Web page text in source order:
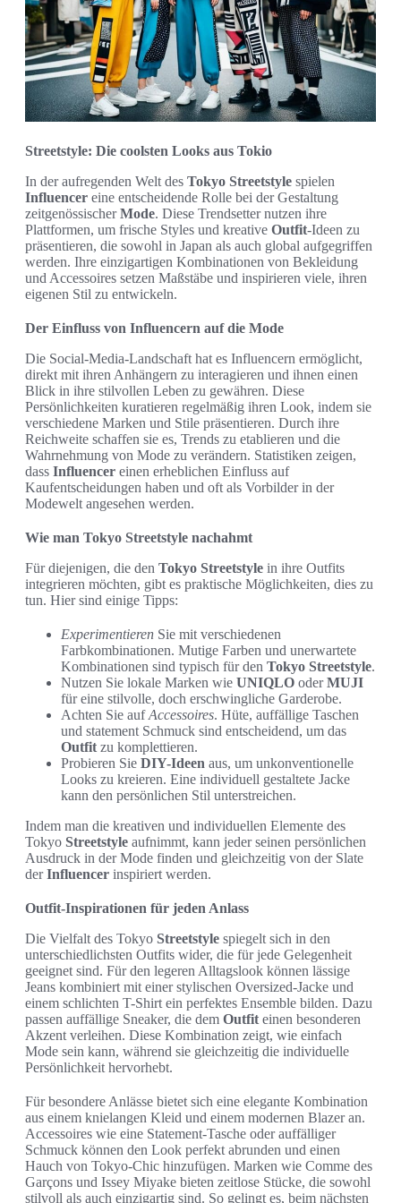
Streetstyle: Die coolsten Looks aus Tokio
In der aufregenden Welt des Tokyo Streetstyle spielen
Influencer eine entscheidende Rolle bei der Gestaltung
zeitgenössischerMode. Diese Trendsetter nutzen ihre
Plattformen, um frische Styles und kreative Outfit-Ideen zu
präsentieren, die sowohl in Japan als auch global aufgegriffen
werden. Ihre einzigartigen Kombinationen von Bekleidung
und Accessoires setzen Maßstäbe und inspirieren viele, ihren
eigenen Stil zu entwickeln.
Der Einfluss von Influencern auf die Mode
Die Social-Media-Landschaft hat es Influencern ermöglicht,
direkt mit ihren Anhängern zu interagieren und ihnen einen
Blick in ihre stilvollen Leben zu gewähren. Diese
Persönlichkeiten kuratieren regelmäßig ihren Look, indem sie
verschiedene Marken und Stile präsentieren. Durch ihre
Reichweite schaffen sie es, Trends zu etablieren und die
Wahrnehmung von Mode zu verändern. Statistiken zeigen,
dass Influencer einen erheblichen Einfluss auf
Kaufentscheidungen haben und oft als Vorbilder in der
Modewelt angesehen werden.
Wie man Tokyo Streetstyle nachahmt
Für diejenigen, die den Tokyo Streetstyle in ihre Outfits
integrieren möchten, gibt es praktische Möglichkeiten, dies zu
tun. Hier sind einige Tipps:
Experimentieren Sie mit verschiedenen
Farbkombinationen. Mutige Farben und unerwartete
Kombinationen sind typisch für den Tokyo Streetstyle.
Nutzen Sie lokale Marken wie UNIQLO oderMUJI
für eine stilvolle, doch erschwingliche Garderobe.
Achten Sie aufAccessoires. Hüte, auffällige Taschen
und statement Schmuck sind entscheidend, um das
Outfit zu komplettieren.
Probieren Sie DIY-Ideen aus, um unkonventionelle
Looks zu kreieren. Eine individuell gestaltete Jacke
kann den persönlichen Stil unterstreichen.
Indem man die kreativen und individuellen Elemente des
Tokyo Streetstyle aufnimmt, kann jeder seinen persönlichen
Ausdruck in der Mode finden und gleichzeitig von der Slate
derInfluencer inspiriert werden.
Outfit-Inspirationen für jeden Anlass
Die Vielfalt des Tokyo Streetstyle spiegelt sich in den
unterschiedlichsten Outfits wider, die für jede Gelegenheit
geeignet sind. Für den legeren Alltagslook können lässige
Jeans kombiniert mit einer stylischen Oversized-Jacke und
einem schlichten T-Shirt ein perfektes Ensemble bilden. Dazu
passen auffällige Sneaker, die dem Outfit einen besonderen
Akzent verleihen. Diese Kombination zeigt, wie einfach
Mode sein kann, während sie gleichzeitig die individuelle
Persönlichkeit hervorhebt.
Für besondere Anlässe bietet sich eine elegante Kombination
aus einem knielangen Kleid und einem modernen Blazer an.
Accessoires wie eine Statement-Tasche oder auffälliger
Schmuck können den Look perfekt abrunden und einen
Hauch von Tokyo-Chic hinzufügen. Marken wie Comme des
Garçons und Issey Miyake bieten zeitlose Stücke, die sowohl
stilvoll als auch einzigartig sind. So gelingt es, beim nächsten